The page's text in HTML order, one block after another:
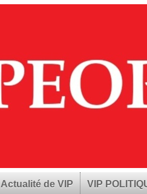
Actualité de VIP VIP